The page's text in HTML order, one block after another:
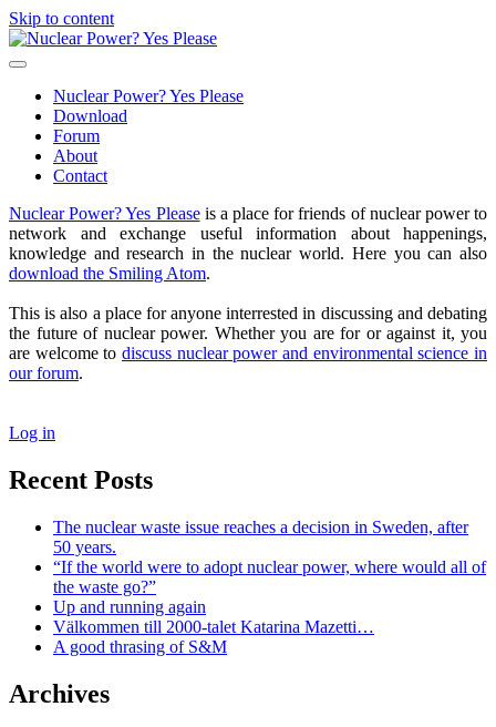
Skip to content
Nuclear
Power?
Please
open
primary
menu Nuclear Power? Yes Please
Download
Forum
About
Contact
Sidebar
Nuclear Power? Yes Pleaseis a place for friends of nuclear power to
network and exchange useful information about happenings,
knowledge and research in the nuclear world. Here you can also
download the Smiling Atom.
This is also a place for anyone interrested in discussing and debating
the future of nuclear power. Whether you are for or against it, you
are welcome to discuss nuclear power and environmental science in
our forum.
Log in
Recent Posts
The nuclear waste issue reaches a decision in Sweden, after
50 years.
“If the world were to adopt nuclear power, where would all of
the waste go?”
Up and running again
Välkommen till 2000-talet Katarina Mazetti…
A good thrasing of S&M
Archives